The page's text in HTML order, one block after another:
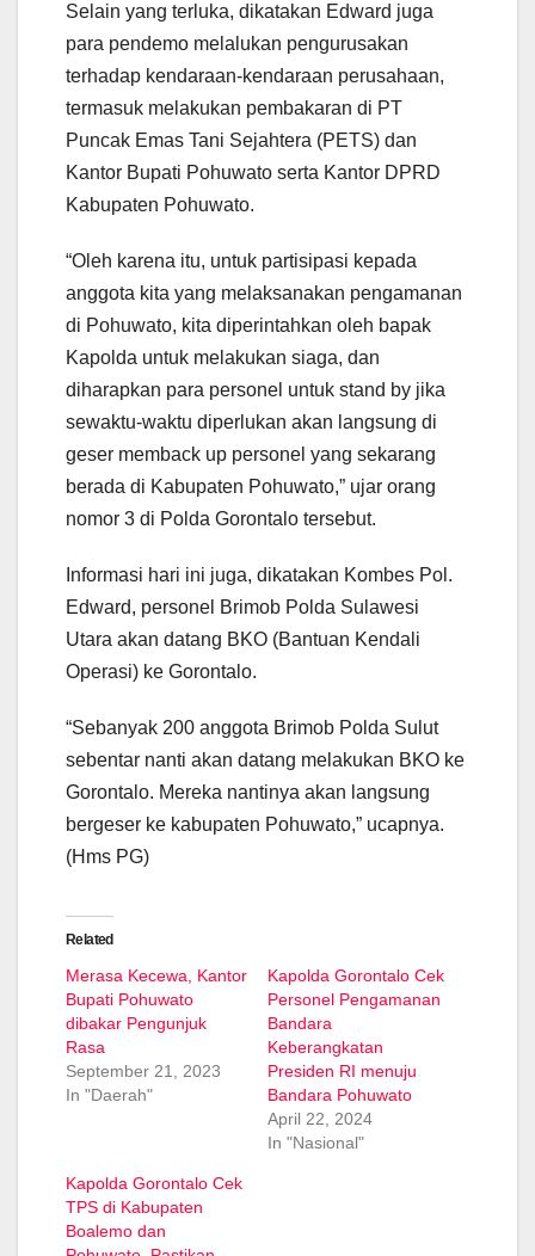
Selain yang terluka, dikatakan Edward juga
para pendemo melalukan pengurusakan
terhadap kendaraan-kendaraan perusahaan,
termasuk melakukan pembakaran di PT
Puncak Emas Tani Sejahtera (PETS) dan
Kantor Bupati Pohuwato serta Kantor DPRD
Kabupaten Pohuwato.
“Oleh karena itu, untuk partisipasi kepada
anggota kita yang melaksanakan pengamanan
di Pohuwato, kita diperintahkan oleh bapak
Kapolda untuk melakukan siaga, dan
diharapkan para personel untuk stand by jika
sewaktu-waktu diperlukan akan langsung di
geser memback up personel yang sekarang
berada di Kabupaten Pohuwato,” ujar orang
nomor 3 di Polda Gorontalo tersebut.
Informasi hari ini juga, dikatakan Kombes Pol.
Edward, personel Brimob Polda Sulawesi
Utara akan datang BKO (Bantuan Kendali
Operasi) ke Gorontalo.
“Sebanyak 200 anggota Brimob Polda Sulut
sebentar nanti akan datang melakukan BKO ke
Gorontalo. Mereka nantinya akan langsung
bergeser ke kabupaten Pohuwato,” ucapnya.
(Hms PG)
Related
Merasa Kecewa, Kantor
Bupati Pohuwato
dibakar Pengunjuk
Rasa
September 21, 2023
In "Daerah"
Kapolda Gorontalo Cek
Personel Pengamanan
Bandara
Keberangkatan
Presiden RI menuju
Bandara Pohuwato
April 22, 2024
In "Nasional"
Kapolda Gorontalo Cek
TPS di Kabupaten
Boalemo dan